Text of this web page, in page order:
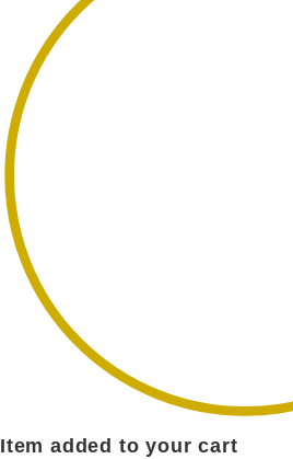
Item added to your cart